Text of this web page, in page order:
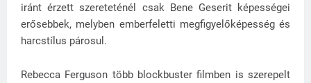
iránt érzett szereteténél csak Bene Geserit képességei
erősebbek, melyben emberfeletti megfigyelőképesség és
harcstílus párosul.
Rebecca Ferguson több blockbuster filmben is szerepelt